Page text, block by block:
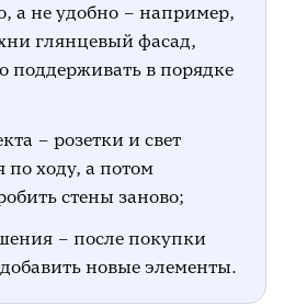
а не удобно – например,
глянцевый фасад,
поддерживать в порядке
– розетки и свет
ходу, а потом
стены заново;
– после покупки
новые элементы.